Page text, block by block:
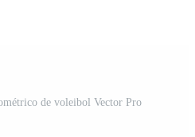
de voleibol Vector Pro